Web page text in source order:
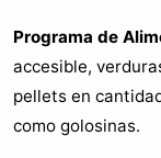
Programa de
accesible,
pellets en
como golosinas.